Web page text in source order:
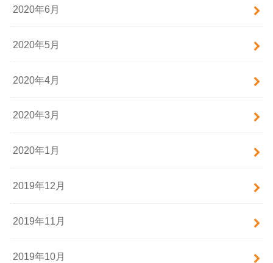
2020年6月
2020年5月
2020年4月
2020年3月
2020年1月
2019年12月
2019年11月
2019年10月